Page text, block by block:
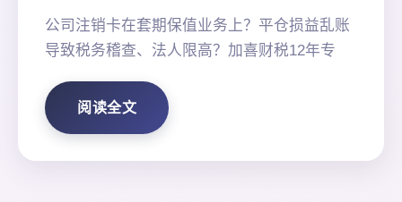
公司注销卡在套期保值业务上？平仓损益乱账
导致税务稽查、法人限高？加喜财税12年专
阅读全文